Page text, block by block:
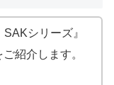
シリーズ』
紹介します。